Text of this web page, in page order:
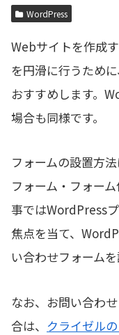
WordPress
Webサイトを作成
を円滑に行うため
おすすめします。
場合も同様です。
フォームの設置方
フォーム・フォー
事ではWordPress
焦点を当て、
い合わせフォーム
なお、お問い合わ
合は、 クライゼル